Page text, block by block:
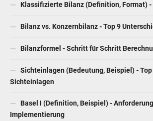
Klassifizierte Bilanz (Definition, Format) -
Bilanz vs. Konzernbilanz - Top 9
Bilanzformel - Schritt für Schritt
Sichteinlagen (Bedeutung, Beispiel) -
Sichteinlagen
Basel I (Definition, Beispiel) -
Implementierung